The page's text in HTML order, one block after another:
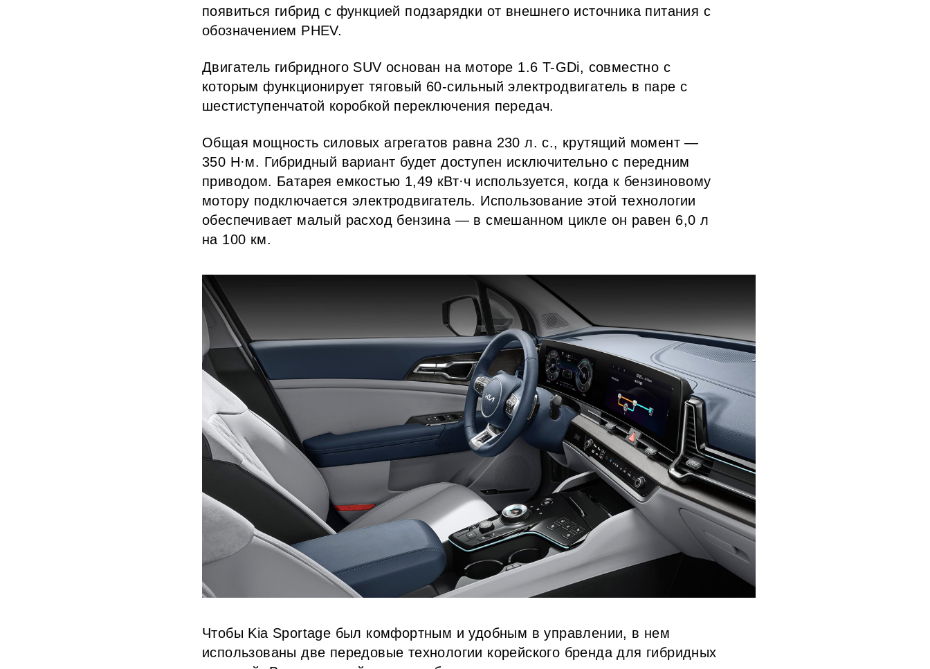
появиться гибрид с функцией подзарядки от внешнего источника питания с
обозначением PHEV.
Двигатель гибридного SUV основан на моторе 1.6 T-GDi, совместно с
которым функционирует тяговый 60-сильный электродвигатель в паре с
шестиступенчатой коробкой переключения передач.
Общая мощность силовых агрегатов равна 230 л. с., крутящий момент —
350 Н·м. Гибридный вариант будет доступен исключительно с передним
приводом. Батарея емкостью 1,49 кВт·ч используется, когда к бензиновому
мотору подключается электродвигатель. Использование этой технологии
обеспечивает малый расход бензина — в смешанном цикле он равен 6,0 л
на 100 км.
Чтобы Kia Sportage был комфортным и удобным в управлении, в нем
использованы две передовые технологии корейского бренда для гибридных